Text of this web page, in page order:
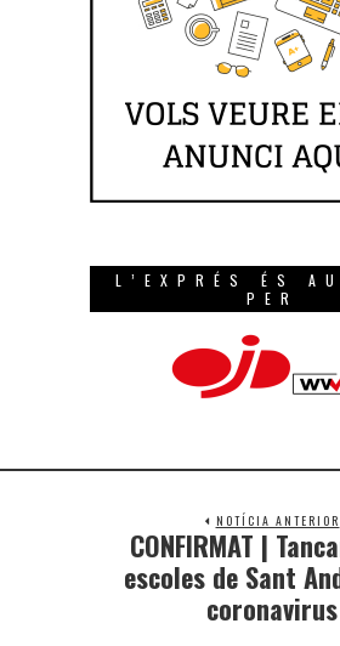
L’EXPRÉS ÉS
PER
NOTÍCIA ANTERIOR
CONFIRMAT |
escoles de Sant
coronavirus